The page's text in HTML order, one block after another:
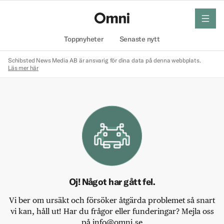
Toppnyheter Senaste nytt
meny
Schibsted News Media AB är ansvarig för dina data på denna webbplats.
Läs mer här
Oj! Något har gått fel.
Vi ber om ursäkt och försöker åtgärda problemet så snart
vi kan, håll ut! Har du frågor eller funderingar? Mejla oss